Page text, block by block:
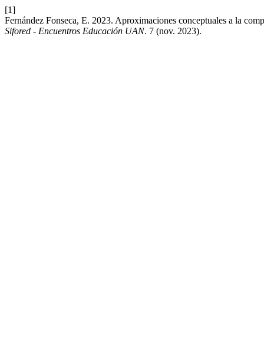
[1]
Fernández Fonseca, E. 2023. Aproximaciones conceptuales a la
Sifored - Encuentros Educación UAN. 7 (nov. 2023).